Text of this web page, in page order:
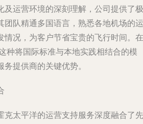
及运营环境的深刻理解，公司提供了极
团队精通多国语言，熟悉各地机场的运
情况，为客户节省宝贵的飞行时间。在
种将国际标准与本地实践相结合的模
提供商的关键优势。
克太平洋的运营支持服务深度融合了先